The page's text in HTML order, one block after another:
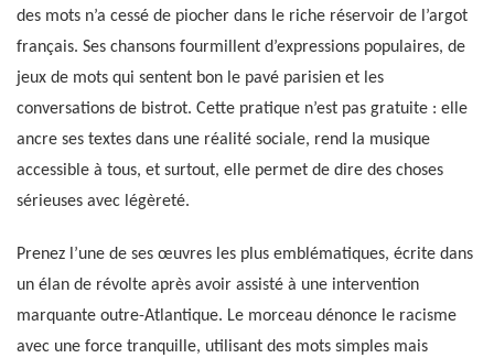
des mots n’a cessé de piocher dans le riche réservoir de l’argot
français. Ses chansons fourmillent d’expressions populaires, de
jeux de mots qui sentent bon le pavé parisien et les
conversations de bistrot. Cette pratique n’est pas gratuite : elle
ancre ses textes dans une réalité sociale, rend la musique
accessible à tous, et surtout, elle permet de dire des choses
sérieuses avec légèreté.
Prenez l’une de ses œuvres les plus emblématiques, écrite dans
un élan de révolte après avoir assisté à une intervention
marquante outre-Atlantique. Le morceau dénonce le racisme
avec une force tranquille, utilisant des mots simples mais